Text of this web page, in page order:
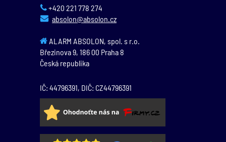
+420 221 778 274
absolon@absolon.cz
ALARM ABSOLON, spol. s r.o.
Březinova 9, 186 00 Praha 8
Česká republika
IČ: 44796391, DIČ: CZ44796391